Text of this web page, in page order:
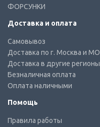
ФОРСУНКИ
Доставка и оплата
Самовывоз
Доставка по г. Москва и МО
Доставка в другие регионы
Безналичная оплата
Оплата наличными
Помощь
Правила работы